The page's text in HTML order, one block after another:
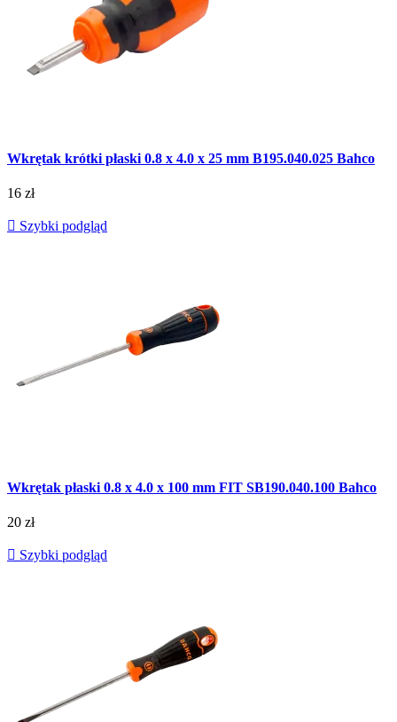
Wkrętak krótki płaski 0.8 x 4.0 x 25 mm B195.040.025 Bahco
16 zł
 Szybki podgląd
Wkrętak płaski 0.8 x 4.0 x 100 mm FIT SB190.040.100 Bahco
20 zł
 Szybki podgląd